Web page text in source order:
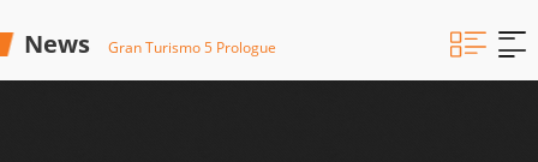
News Gran Turismo 5 Prologue